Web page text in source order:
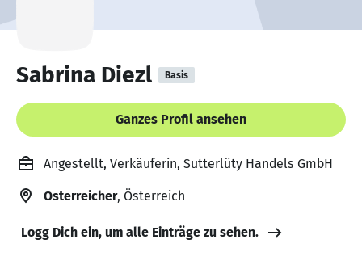
Sabrina Diezl Basis
Ganzes Profil ansehen
Angestellt, Verkäuferin, Sutterlüty Handels GmbH
Osterreicher, Österreich
Logg Dich ein, um alle Einträge zu sehen.